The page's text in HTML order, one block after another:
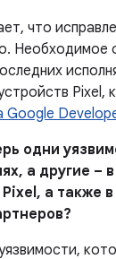
что
Необходимое
Pixel,
Google
одни
а другие –
а также